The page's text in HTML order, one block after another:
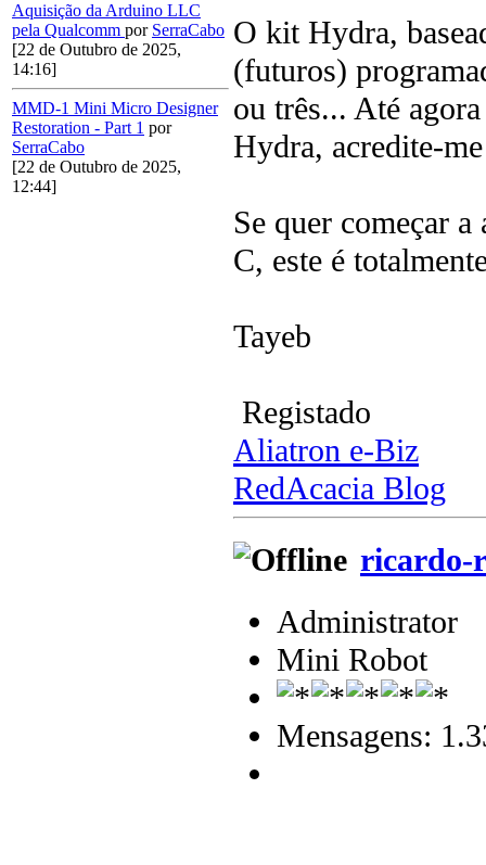
Aquisição da Arduino LLC
pela Qualcomm por SerraCabo
[22 de Outubro de 2025,
14:16]
MMD-1 Mini Micro Designer
Restoration - Part 1 por
SerraCabo
[22 de Outubro de 2025,
12:44]
O kit Hydra,
(futuros)
ou três... Até
Hydra, acredite-
Se quer começar
C, este é
Tayeb
Registado
Aliatron e-Biz
RedAcacia Blog
ricardo-
Administrator
Mini Robot
Mensagens: